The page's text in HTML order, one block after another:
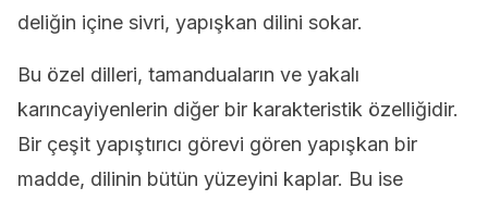
deliğin içine sivri, yapışkan dilini sokar.
Bu özel dilleri, tamanduaların ve yakalı
karıncayiyenlerin diğer bir karakteristik özelliğidir.
Bir çeşit yapıştırıcı görevi gören yapışkan bir
madde, dilinin bütün yüzeyini kaplar. Bu ise